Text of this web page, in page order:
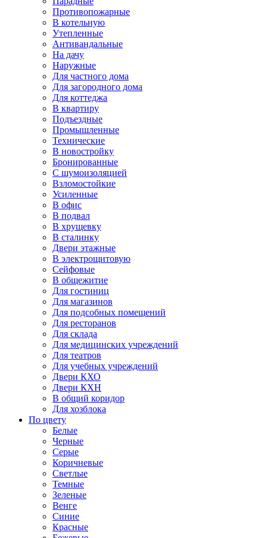
Противопожарные
В котельную
Утепленные
Антивандальные
На дачу
Наружные
Для частного дома
Для загородного дома
Для коттеджа
В квартиру
Подъездные
Промышленные
Технические
В новостройку
Бронированные
С шумоизоляцией
Взломостойкие
Усиленные
В офис
В подвал
В хрущевку
В сталинку
Двери этажные
В электрощитовую
Сейфовые
В общежитие
Для гостиниц
Для магазинов
Для подсобных помещений
Для ресторанов
Для склада
Для медицинских учреждений
Для театров
Для учебных учреждений
Двери КХО
Двери КХН
В общий коридор
Для хозблока
По цвету
Белые
Черные
Серые
Коричневые
Светлые
Темные
Зеленые
Венге
Синие
Красные